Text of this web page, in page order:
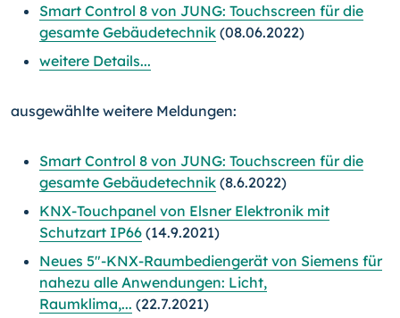
Smart Control 8 von JUNG: Touchscreen für die
gesamte Gebäudetechnik (08.06.2022)
weitere Details...
ausgewählte weitere Meldungen:
Smart Control 8 von JUNG: Touchscreen für die
gesamte Gebäudetechnik (8.6.2022)
KNX-Touchpanel von Elsner Elektronik mit
Schutzart IP66 (14.9.2021)
Neues 5"-KNX-Raumbediengerät von Siemens für
nahezu alle Anwendungen: Licht,
Raumklima,... (22.7.2021)